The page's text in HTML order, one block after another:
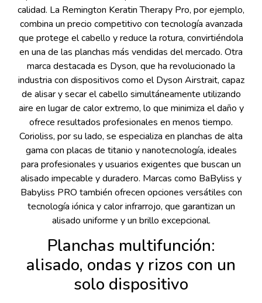
calidad. La Remington Keratin Therapy Pro, por ejemplo,
combina un precio competitivo con tecnología avanzada
que protege el cabello y reduce la rotura, convirtiéndola
en una de las planchas más vendidas del mercado. Otra
marca destacada es Dyson, que ha revolucionado la
industria con dispositivos como el Dyson Airstrait, capaz
de alisar y secar el cabello simultáneamente utilizando
aire en lugar de calor extremo, lo que minimiza el daño y
ofrece resultados profesionales en menos tiempo.
Corioliss, por su lado, se especializa en planchas de alta
gama con placas de titanio y nanotecnología, ideales
para profesionales y usuarios exigentes que buscan un
alisado impecable y duradero. Marcas como BaByliss y
Babyliss PRO también ofrecen opciones versátiles con
tecnología iónica y calor infrarrojo, que garantizan un
alisado uniforme y un brillo excepcional.
Planchas multifunción:
alisado, ondas y rizos con un
solo dispositivo